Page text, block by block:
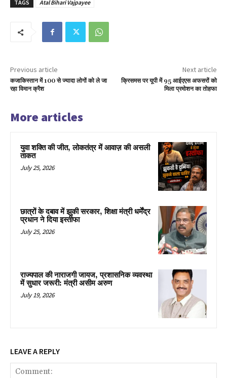
TAGS Atal Bihari Vajpayee
Previous article
कजाकिस्तान में 100 से ज्यादा लोगों को ले जा
रहा विमान क्रैश
Next article
क्रिसमस पर यूपी में 95 आईएएस अफसरों को
मिला प्रमोशन का तोहफा
More articles
युवा शक्ति की जीत, लोकतंत्र में आवाज़ की असली
ताकत
July 25, 2026
छात्रों के दबाव में झुकी सरकार, शिक्षा मंत्री धर्मेंद्र
प्रधान ने दिया इस्तीफा
July 25, 2026
राज्यपाल की नाराजगी जायज, प्रशासनिक व्यवस्था
में सुधार जरूरी: मंत्री असीम अरुण
July 19, 2026
LEAVE A REPLY